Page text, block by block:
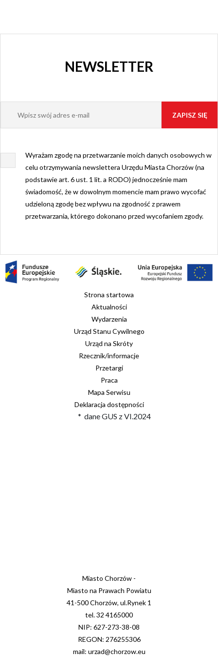
NEWSLETTER
Wyrażam zgodę na przetwarzanie moich danych osobowych w
celu otrzymywania newslettera Urzędu Miasta Chorzów (na
podstawie art. 6 ust. 1 lit. a RODO) jednocześnie mam
świadomość, że w dowolnym momencie mam prawo wycofać
udzieloną zgodę bez wpływu na zgodność z prawem
przetwarzania, którego dokonano przed wycofaniem zgody.
Strona startowa
Aktualności
Wydarzenia
Urząd Stanu Cywilnego
Urząd na Skróty
Rzecznik/informacje
Przetargi
Praca
Mapa Serwisu
Deklaracja dostępności
* dane GUS z VI.2024
Miasto Chorzów -
Miasto na Prawach Powiatu
41-500 Chorzów, ul.Rynek 1
tel. 32 4165000
NIP: 627-273-38-08
REGON: 276255306
mail: urzad@chorzow.eu